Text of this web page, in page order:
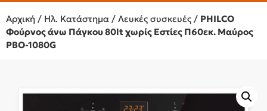
Αρχική / Ηλ. Κατάστημα / Λευκές συσκευές / PHILCO
Φούρνος άνω Πάγκου 80lt χωρίς Εστίες Π60εκ. Μαύρος
PBO-1080G